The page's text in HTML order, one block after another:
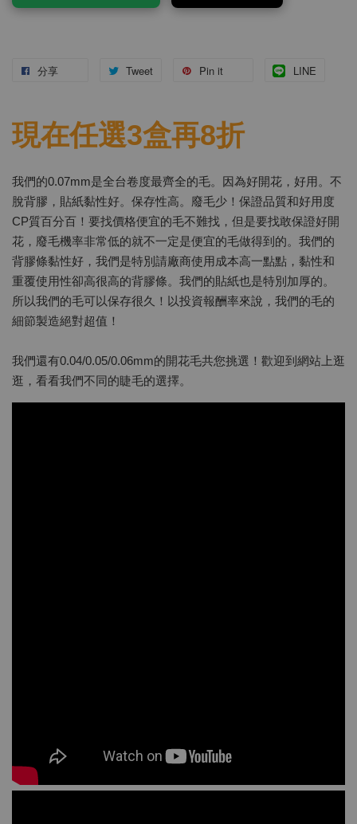
分享 Tweet Pin it LINE
現在任選3盒再8折
我們的0.07mm是全台卷度最齊全的毛。因為好開花，好用。不
脫背膠，貼紙黏性好。保存性高。廢毛少！保證品質和好用度
CP質百分百！要找價格便宜的毛不難找，但是要找敢保證好開
花，廢毛機率非常低的就不一定是便宜的毛做得到的。我們的
背膠條黏性好，我們是特別請廠商使用成本高一點點，黏性和
重覆使用性卻高很高的背膠條。我們的貼紙也是特別加厚的。
所以我們的毛可以保存很久！以投資報酬率來說，我們的毛的
細節製造絕對超值！
我們還有0.04/0.05/0.06mm的開花毛共您挑選！歡迎到網站上逛
逛，看看我們不同的睫毛的選擇。